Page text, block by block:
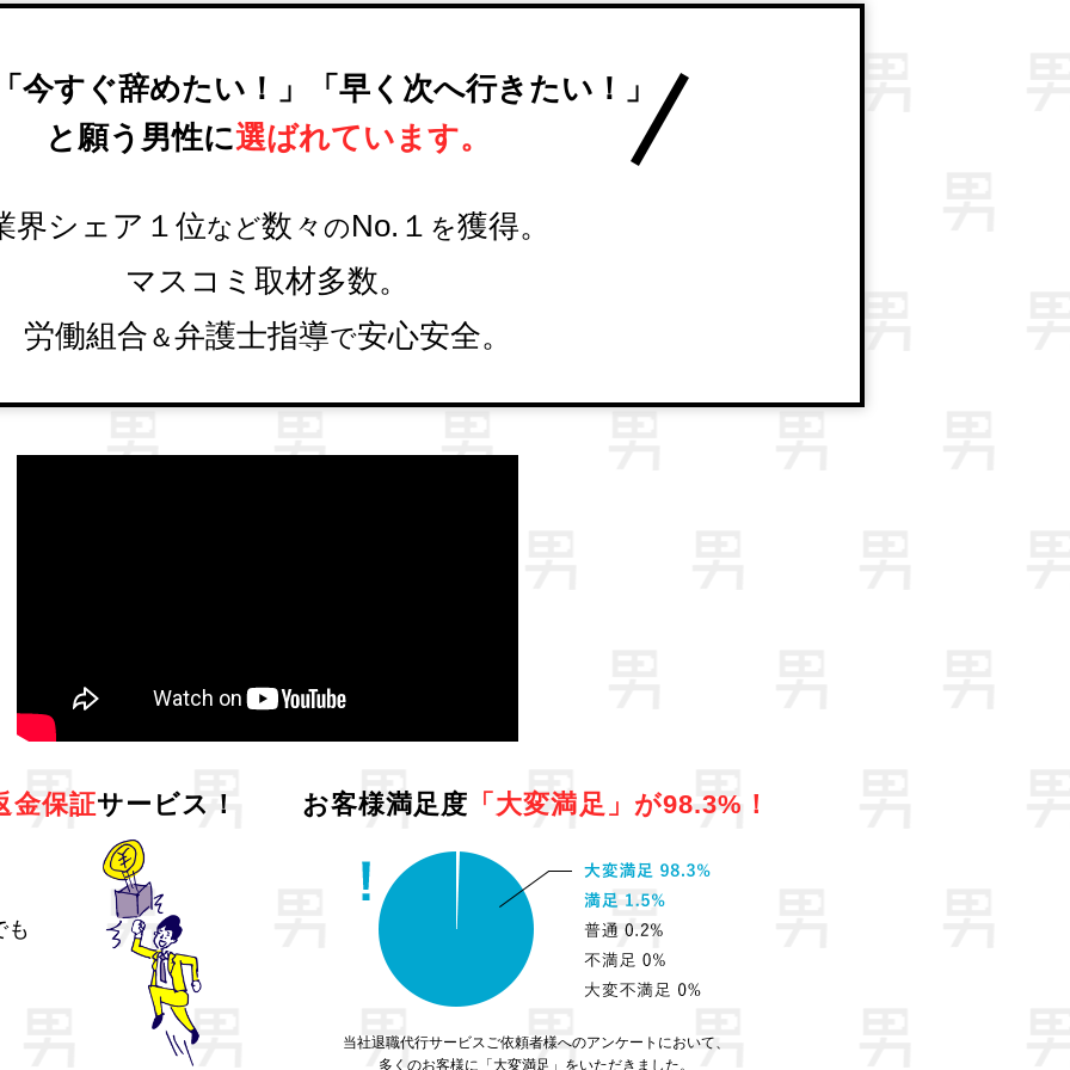
今すぐ辞めたい！」
「早く次へ行きたい！」
と願う男性に選ばれています。
界シェア１位など数々 のNo.１ を獲得。
マスコミ取材多数。
労働組合 ＆弁護士指導で安心安全。
金保証サービス！
も
お客様満足度 「大変満足」が98.3%！
当社退職代行サービスご依頼者様へのアンケートにおいて、
多くのお客様に「大変満足」をいただきました。